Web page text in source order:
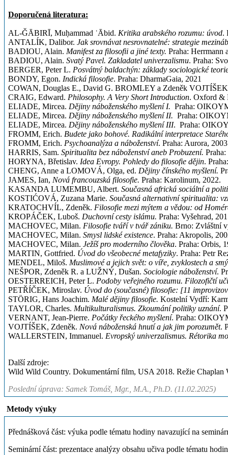
Doporučená literatura:
AL-ǦĀBIRĪ, Muḥammad ʿĀbid. Kritika arabského rozumu: úvod.
ANTALÍK, Dalibor. Jak srovnávat nesrovnatelné: strategie
BADIOU, Alain. Manifest za filosofii a jiné texty. Praha: Herrmann
BADIOU, Alain. Svatý Pavel. Zakladatel univerzalismu. Praha:
BERGER, Peter L. Posvátný baldachýn: základy sociologické
BONDY, Egon. Indická filosofie. Praha: DharmaGaia, 2021
COWAN, Douglas E., David G. BROMLEY a Zdeněk
CRAIG, Edward. Philosophy. A Very Short Introduction. Oxford &
ELIADE, Mircea. Dějiny náboženského myšlení I. Praha:
ELIADE, Mircea. Dějiny náboženského myšlení II. Praha:
ELIADE, Mircea. Dějiny náboženského myšlení III. Praha:
FROMM, Erich. Budete jako bohové. Radikální interpretace
FROMM, Erich. Psychoanalýza a náboženství. Praha: Aurora,
HARRIS, Sam. Spiritualita bez náboženství aneb Probuzení.
HORYNA, Břetislav. Idea Evropy. Pohledy do filosofie dějin.
CHENG, Anne a LOMOVÁ, Olga, ed. Dějiny čínského myšlení.
JAMES, Ian, Nová francouzská filosofie. Praha: Karolinum, 2022.
KASANDA LUMEMBU, Albert. Současná africká sociální a
KOSTIĆOVÁ, Zuzana Marie. Současná alternativní spiritualita:
KRATOCHVÍL, Zdeněk. Filosofie mezi mýtem a vědou: od
KROPÁČEK, Luboš. Duchovní cesty islámu. Praha: Vyšehrad,
MACHOVEC, Milan. Filosofie tváří v tvář zániku. Brno: Zvláštní
MACHOVEC, Milan. Smysl lidské existence. Praha: Akropolis,
MACHOVEC, Milan. Ježíš pro moderního člověka. Praha: Orbis,
MARTIN, Gottfried. Úvod do všeobecné metafyziky. Praha: Petr
MENDEL, Miloš. Muslimové a jejich svět: o víře, zvyklostech a
NEŠPOR, Zdeněk R. a LUŽNÝ, Dušan. Sociologie náboženství.
OESTERREICH, Peter L. Podoby veřejného rozumu. Filozofičtí
PETŘÍČEK, Miroslav. Úvod do (současné) filosofie: [11
STÖRIG, Hans Joachim. Malé dějiny filosofie. Kostelní Vydří:
TAYLOR, Charles. Multikulturalismus. Zkoumání politiky uznání.
VERNANT, Jean-Pierre. Počátky řeckého myšlení. Praha:
VOJTÍŠEK, Zdeněk. Nová náboženská hnutí a jak jim porozumět.
WALLERSTEIN, Immanuel. Evropský univerzalismus. Rétorika
Další zdroje:
Wild Wild Country. Dokumentární film, USA 2018. Režie Chaplan
Poslední úprava: Samek Tomáš, Mgr., M.A., Ph.D. (11.02.2025)
Metody výuky
Přednášková část: výuka podle tématu hodiny navazující na
Seminární část: prezentace analýzy obsahu učiva podle tématu